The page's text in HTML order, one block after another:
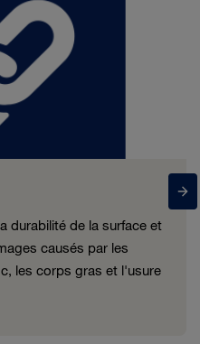
durabilité de la surface et
causés par les
les corps gras et l'usure